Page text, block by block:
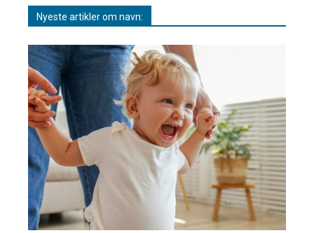
Nyeste artikler om navn: